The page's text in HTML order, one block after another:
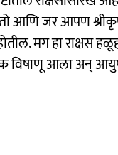
आणि जर आपण
मग हा
आला अन्‌